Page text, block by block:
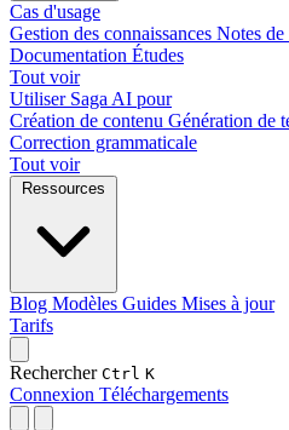
Cas d'usage
Gestion des connaissances Notes de
Documentation Études
Tout voir
Utiliser Saga AI pour
Création de contenu Génération de
Correction grammaticale
Tout voir
Blog Modèles Guides Mises à jour
Tarifs
Rechercher Ctrl K
Connexion Téléchargements